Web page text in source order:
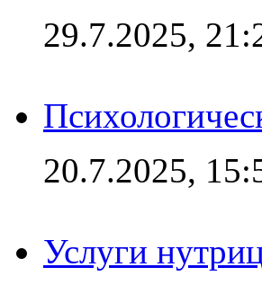
29.7.2025,
20.7.2025,
Услуги